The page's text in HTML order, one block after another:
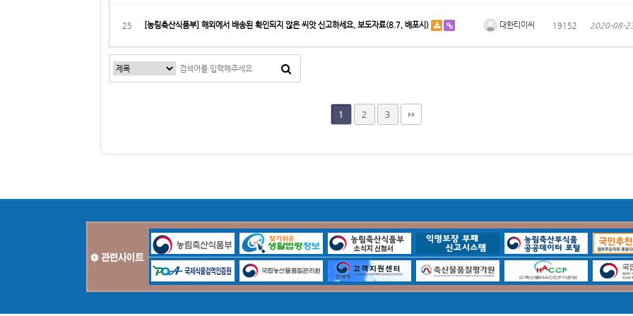
25 [농림축산식품부] 해외에서 배송된 확인되지 않은 씨앗 신고하세요, 보도자료(8.7, 배포시) 대한티이씨 19152 2020-08-
1 2 3